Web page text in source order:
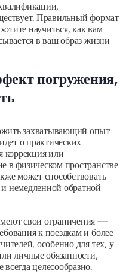
Правильный формат
научиться, как вам
в ваш образ жизни
погружения,
захватывающий опыт
о практических
коррекция или
в физическом пространстве
может способствовать
немедленной обратной
свои ограничения —
к поездкам и более
особенно для тех, у
личные обязанности,
целесообразно.